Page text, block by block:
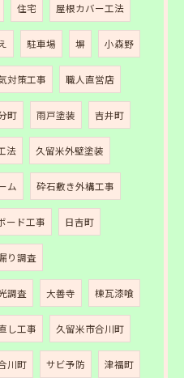
住宅 屋根カバー工法
駐車場 塀 小森野
対策工事 職人直営店
町 雨戸塗装 吉井町
法 久留米外壁塗装
ム 砕石敷き外構工事
ード工事 日吉町
り調査
調査 大善寺 棟瓦漆喰
し工事 久留米市合川町
川町 サビ予防 津福町